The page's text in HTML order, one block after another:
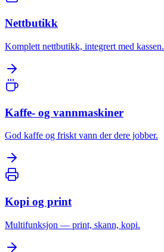
Nettbutikk
Komplett nettbutikk, integrert med kassen.
Kaffe- og vannmaskiner
God kaffe og friskt vann der dere jobber.
Kopi og print
Multifunksjon — print, skann, kopi.